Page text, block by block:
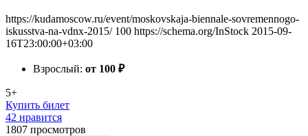
https://kudamoscow.ru/event/moskovskaja-biennale-sovremennogo-
iskusstva-na-vdnx-2015/ 100 https://schema.org/InStock 2015-09-
16T23:00:00+03:00
Взрослый: от 100 ₽
5+
Купить билет
42 нравится
1807 просмотров